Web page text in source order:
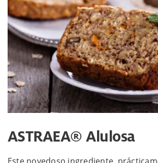
ASTRAEA® Alulosa